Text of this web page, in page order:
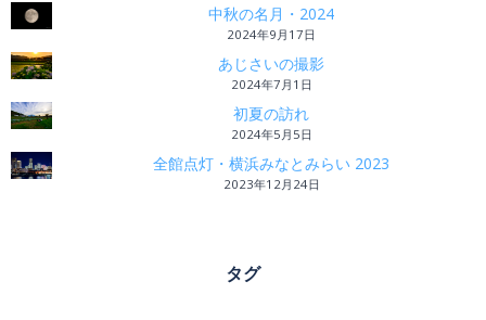
中秋の名月・2024
2024年9月17日
あじさいの撮影
2024年7月1日
初夏の訪れ
2024年5月5日
全館点灯・横浜みなとみらい 2023
2023年12月24日
タグ